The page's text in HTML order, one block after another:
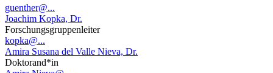
guenther@...
Joachim Kopka, Dr.
Forschungsgruppenleiter
kopka@...
Amira Susana del Valle Nieva, Dr.
Doktorand*in